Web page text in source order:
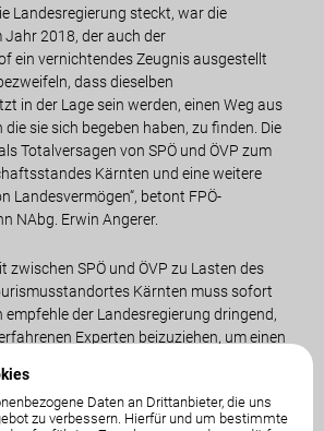
Daten an Drittanbieter, die uns
zu verbessern. Hierfür und um bestimmte
Landesregierung steckt, war die
Jahr 2018, der auch der
ein vernichtendes Zeugnis ausgestellt
dass dieselben
in der Lage sein werden, einen Weg aus
die sie sich begeben haben, zu finden. Die
Totalversagen von SPÖ und ÖVP zum
Kärnten und eine weitere
Landesvermögen“, betont FPÖ-
NAbg. Erwin Angerer.
zwischen SPÖ und ÖVP zu Lasten des
Kärnten muss sofort
empfehle der Landesregierung dringend,
Experten beizuziehen, um einen
ist professionelles Know-how